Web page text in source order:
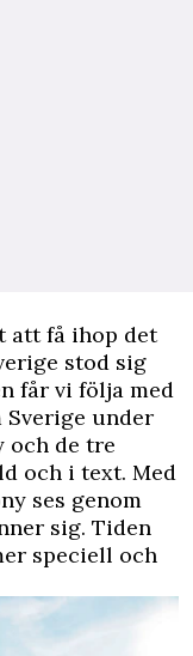
att få ihop det
stod sig
får vi följa med
Sverige under
och de tre
och i text. Med
ses genom
sig. Tiden
speciell och